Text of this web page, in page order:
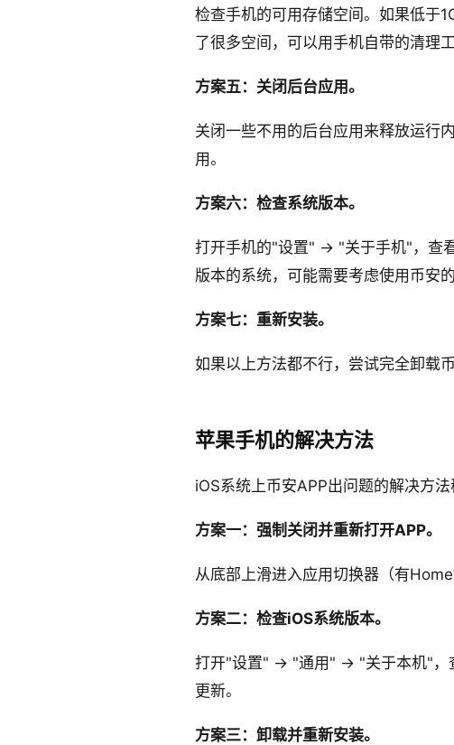
检查手机的可用存储空间。如果低于
了很多空间，可以用手机自带的清理工
方案五：关闭后台应用。
关闭一些不用的后台应用来释放运行
用。
方案六：检查系统版本。
打开手机的"设置" → "关于手机"，查
版本的系统，可能需要考虑使用币安
方案七：重新安装。
如果以上方法都不行，尝试完全卸载
苹果手机的解决方法
iOS系统上币安APP出问题的解决方法
方案一：强制关闭并重新打开APP。
从底部上滑进入应用切换器（有
方案二：检查iOS系统版本。
打开"设置" → "通用" → "关于本机"，
更新。
方案三：卸载并重新安装。